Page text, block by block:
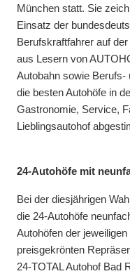
München statt. Sie
Einsatz der
Berufskraftfahrer auf
aus Lesern von
Autobahn sowie
die besten Autohöfe in
Gastronomie, Service,
Lieblingsautohof
24-Autohöfe mit
Bei der diesjährigen
die 24-Autohöfe
Autohöfen der
preisgekrönten
24-TOTAL Autohof Bad